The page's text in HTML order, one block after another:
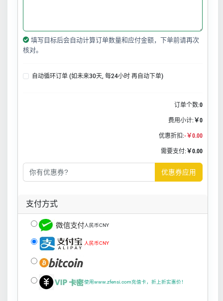
填写目标后会自动计算订单数量和应付金额，下单前请再次
核对。
自动循环订单 (如未来30天, 每24小时 再自动下单)
订单个数:0
费用小计: ￥0
优惠折扣:-￥0.00
需要支付: ￥0.00
优惠券应用
支付方式
人民币CNY
人民币CNY
使用www.zfensi.com充值卡，折上折实惠价！